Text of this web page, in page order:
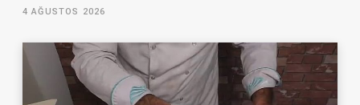
4 AĞUSTOS 2026